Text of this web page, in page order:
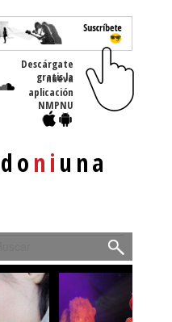
niuna
Descárgate
gratis la nueva
aplicación
NMPNU